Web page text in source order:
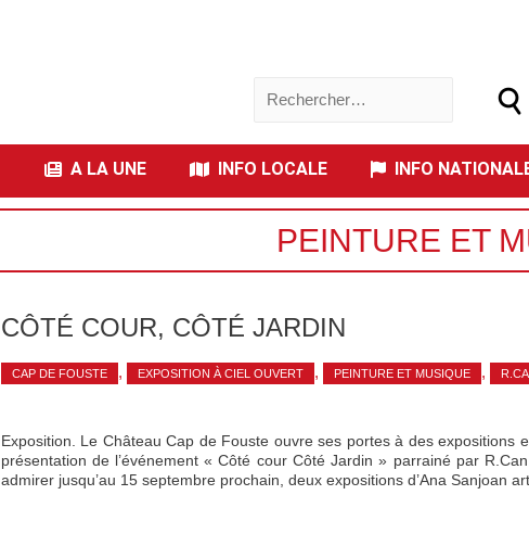
A LA UNE INFO LOCALE INFO
PEINTURE ET
CÔTÉ COUR, CÔTÉ JARDIN
CAP DE FOUSTE , EXPOSITION À CIEL OUVERT , PEINTURE ET MUSIQUE ,
Exposition. Le Château Cap de Fouste ouvre ses portes à des expositions
présentation de l’événement « Côté cour Côté Jardin » parrainé par
admirer jusqu’au 15 septembre prochain, deux expositions d’Ana Sanjoan